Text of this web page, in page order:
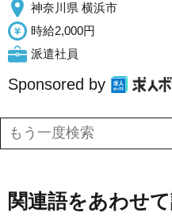
神奈川県 横浜市
時給2,000円
派遣社員
Sponsored by
関連語をあわせ